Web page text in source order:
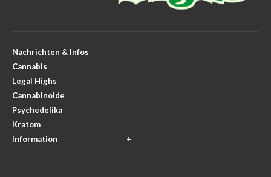
Nachrichten & Infos
Cannabis
Legal Highs
Cannabinoide
Psychedelika
Kratom
Information